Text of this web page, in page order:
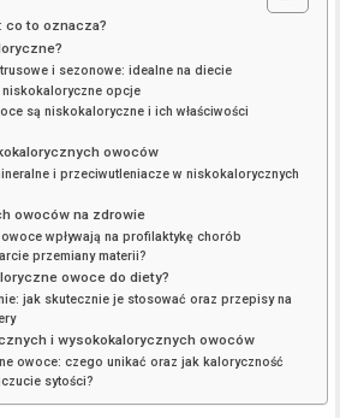
co to oznacza?
i sezonowe: idealne na diecie
opcje
są niskokaloryczne i ich właściwości
owoców
i przeciwutleniacze w niskokalorycznych
owoców na zdrowie
wpływają na profilaktykę chorób
przemiany materii?
owoce do diety?
jak skutecznie je stosować oraz przepisy na
i wysokokalorycznych owoców
owoce: czego unikać oraz jak kaloryczność
sytości?